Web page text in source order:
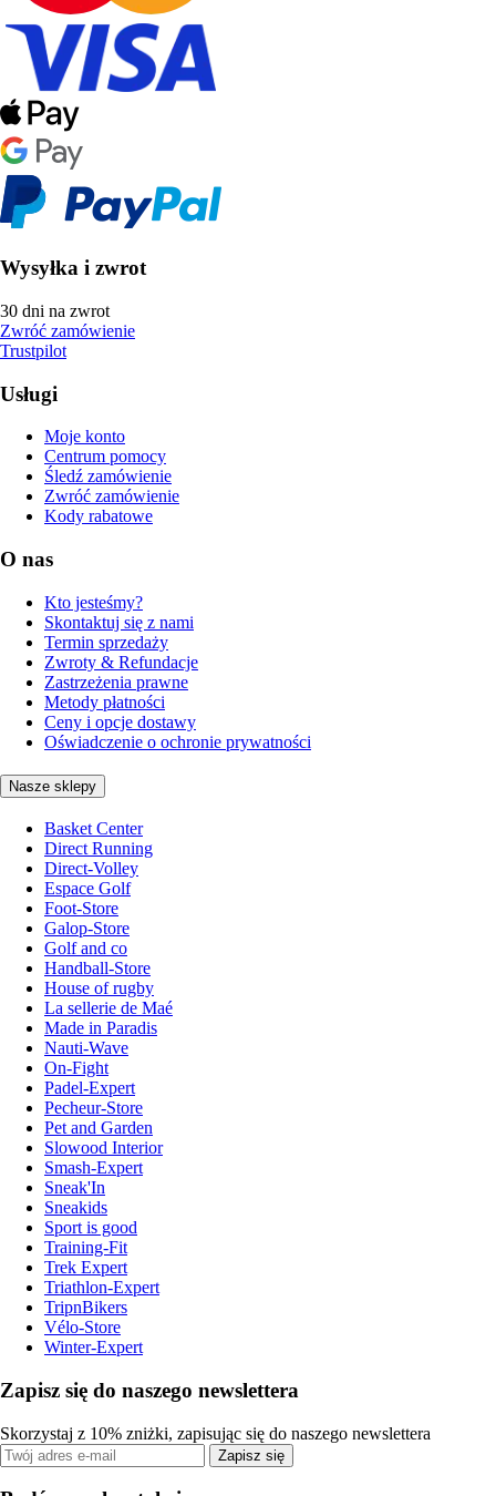
Wysyłka i zwrot
30 dni na zwrot
Zwróć zamówienie
Trustpilot
Usługi
Moje konto
Centrum pomocy
Śledź zamówienie
Zwróć zamówienie
Kody rabatowe
O nas
Kto jesteśmy?
Skontaktuj się z nami
Termin sprzedaży
Zwroty & Refundacje
Zastrzeżenia prawne
Metody płatności
Ceny i opcje dostawy
Oświadczenie o ochronie prywatności
Nasze sklepy
Basket Center
Direct Running
Direct-Volley
Espace Golf
Foot-Store
Galop-Store
Golf and co
Handball-Store
House of rugby
La sellerie de Maé
Made in Paradis
Nauti-Wave
On-Fight
Padel-Expert
Pecheur-Store
Pet and Garden
Slowood Interior
Smash-Expert
Sneak'In
Sneakids
Sport is good
Training-Fit
Trek Expert
Triathlon-Expert
TripnBikers
Vélo-Store
Winter-Expert
Zapisz się do naszego newslettera
Skorzystaj z 10% zniżki, zapisując się do naszego newslettera
Zapisz się